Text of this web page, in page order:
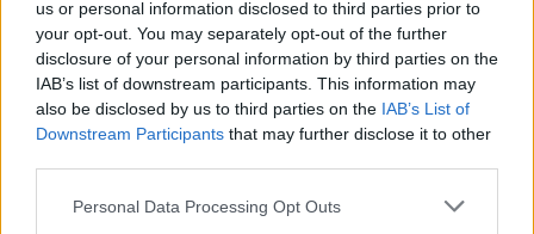
us or personal information disclosed to third parties prior to
your opt-out. You may separately opt-out of the further
disclosure of your personal information by third parties on the
IAB’s list of downstream participants. This information may
also be disclosed by us to third parties on the IAB’s List of
Downstream Participants that may further disclose it to other
Personal Data Processing Opt Outs
O N°4 melhora a experiência de viagem com uma
conectados, para uma maior tranquilidade.